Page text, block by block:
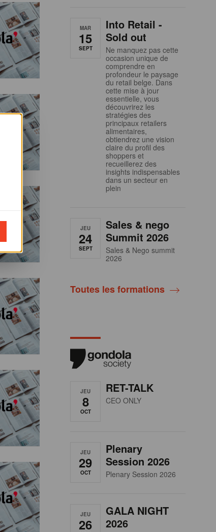
MAR
15
SEPT
Into Retail -
Sold out
Ne manquez pas cette
occasion unique de
comprendre en
profondeur le paysage
du retail belge. Dans
cette mise à jour
essentielle, vous
découvrirez les
stratégies des
principaux retailers
alimentaires,
obtiendrez une vision
claire du profil des
shoppers et
recueillerez des
insights indispensables
dans un secteur en
plein
JEU
24
SEPT
Sales & nego
Summit 2026
Sales & Nego summit
2026
Toutes les formations
JEU
8
OCT
RET-TALK
CEO ONLY
JEU
29
OCT
Plenary
Session 2026
Plenary Session 2026
JEU
26
GALA NIGHT
2026